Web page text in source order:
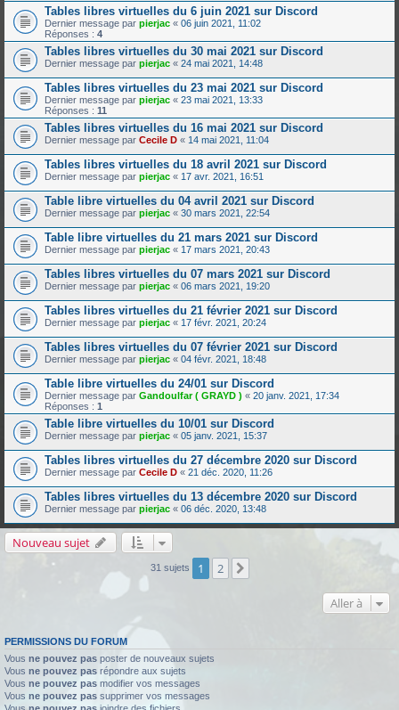
Tables libres virtuelles du 6 juin 2021 sur Discord
Dernier message par pierjac « 06 juin 2021, 11:02
Réponses : 4
Tables libres virtuelles du 30 mai 2021 sur Discord
Dernier message par pierjac « 24 mai 2021, 14:48
Tables libres virtuelles du 23 mai 2021 sur Discord
Dernier message par pierjac « 23 mai 2021, 13:33
Réponses : 11
Tables libres virtuelles du 16 mai 2021 sur Discord
Dernier message par Cecile D « 14 mai 2021, 11:04
Tables libres virtuelles du 18 avril 2021 sur Discord
Dernier message par pierjac « 17 avr. 2021, 16:51
Table libre virtuelles du 04 avril 2021 sur Discord
Dernier message par pierjac « 30 mars 2021, 22:54
Table libre virtuelles du 21 mars 2021 sur Discord
Dernier message par pierjac « 17 mars 2021, 20:43
Tables libres virtuelles du 07 mars 2021 sur Discord
Dernier message par pierjac « 06 mars 2021, 19:20
Tables libres virtuelles du 21 février 2021 sur Discord
Dernier message par pierjac « 17 févr. 2021, 20:24
Tables libres virtuelles du 07 février 2021 sur Discord
Dernier message par pierjac « 04 févr. 2021, 18:48
Table libre virtuelles du 24/01 sur Discord
Dernier message par Gandoulfar ( GRAYD ) « 20 janv. 2021, 17:34
Réponses : 1
Table libre virtuelles du 10/01 sur Discord
Dernier message par pierjac « 05 janv. 2021, 15:37
Tables libres virtuelles du 27 décembre 2020 sur Discord
Dernier message par Cecile D « 21 déc. 2020, 11:26
Tables libres virtuelles du 13 décembre 2020 sur Discord
Dernier message par pierjac « 06 déc. 2020, 13:48
Nouveau sujet
31 sujets 1 2
Aller à
PERMISSIONS DU FORUM
Vous ne pouvez pas poster de nouveaux sujets
Vous ne pouvez pas répondre aux sujets
Vous ne pouvez pas modifier vos messages
Vous ne pouvez pas supprimer vos messages